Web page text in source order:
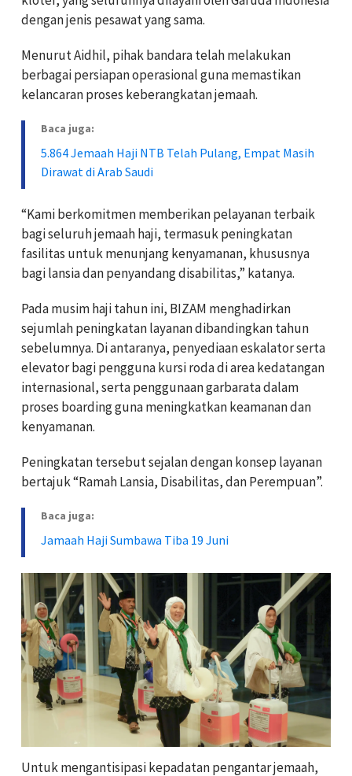
dengan jenis pesawat yang sama.
Menurut Aidhil, pihak bandara telah melakukan
berbagai persiapan operasional guna memastikan
kelancaran proses keberangkatan jemaah.
Baca juga:
5.864 Jemaah Haji NTB Telah Pulang, Empat Masih
Dirawat di Arab Saudi
“Kami berkomitmen memberikan pelayanan terbaik
bagi seluruh jemaah haji, termasuk peningkatan
fasilitas untuk menunjang kenyamanan, khususnya
bagi lansia dan penyandang disabilitas,” katanya.
Pada musim haji tahun ini, BIZAM menghadirkan
sejumlah peningkatan layanan dibandingkan tahun
sebelumnya. Di antaranya, penyediaan eskalator serta
elevator bagi pengguna kursi roda di area kedatangan
internasional, serta penggunaan garbarata dalam
proses boarding guna meningkatkan keamanan dan
kenyamanan.
Peningkatan tersebut sejalan dengan konsep layanan
bertajuk “Ramah Lansia, Disabilitas, dan Perempuan”.
Baca juga:
Jamaah Haji Sumbawa Tiba 19 Juni
Untuk mengantisipasi kepadatan pengantar jemaah,